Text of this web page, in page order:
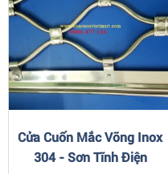
Cửa Cuốn Mắc Võng Inox
304 - Sơn Tĩnh Điện